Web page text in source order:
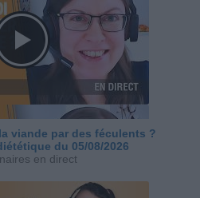
viande par des féculents ?
du 05/08/2026
en direct